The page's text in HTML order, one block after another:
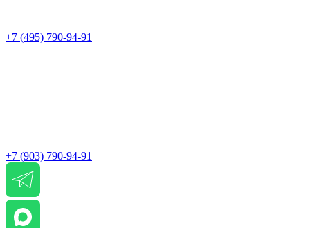
+7 (495) 790-94-91
+7 (903) 790-94-91